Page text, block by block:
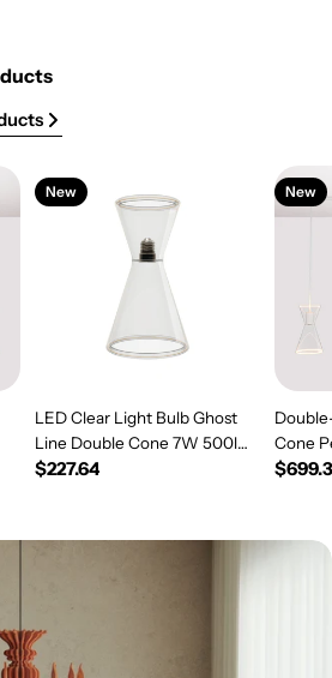
New
LED Clear Light Bulb Ghost
Line Double Cone 7W 500lm
E26 120V 2200K Dimmable -
Regular
$227.64
New
Cone
White